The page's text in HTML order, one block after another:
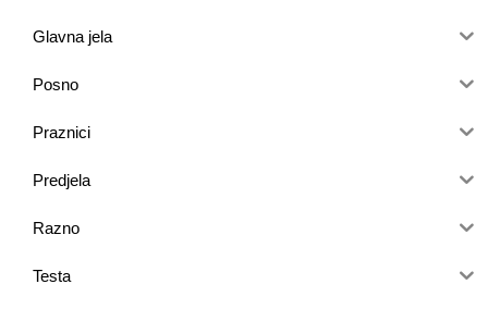
Glavna jela
Posno
Praznici
Predjela
Razno
Testa